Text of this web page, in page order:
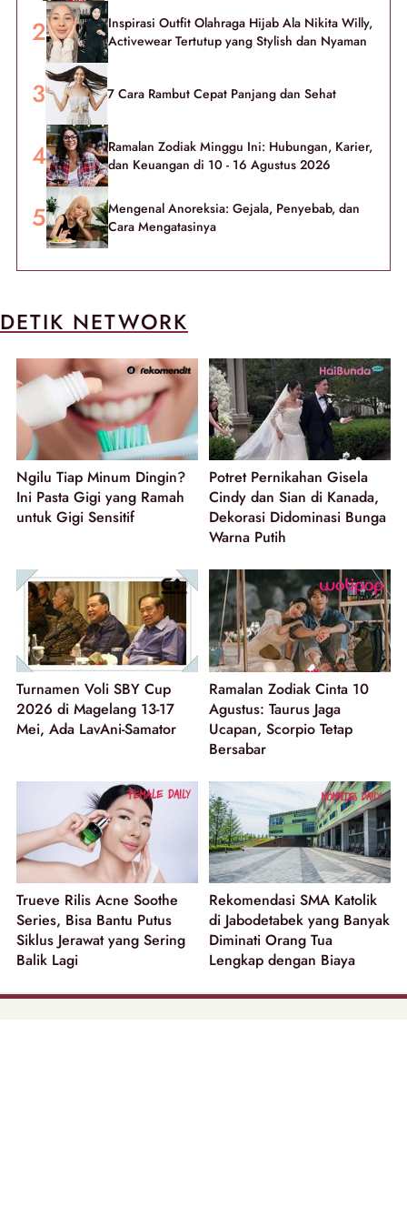
Inspirasi Outfit Olahraga Hijab Ala Nikita Willy,
Activewear Tertutup yang Stylish dan Nyaman
7 Cara Rambut Cepat Panjang dan Sehat
Ramalan Zodiak Minggu Ini: Hubungan, Karier,
dan Keuangan di 10 - 16 Agustus 2026
Mengenal Anoreksia: Gejala, Penyebab, dan
Cara Mengatasinya
DETIK NETWORK
Ngilu Tiap Minum Dingin?
Ini Pasta Gigi yang Ramah
untuk Gigi Sensitif
Potret Pernikahan Gisela
Cindy dan Sian di Kanada,
Dekorasi Didominasi Bunga
Warna Putih
Turnamen Voli SBY Cup
2026 di Magelang 13-17
Mei, Ada LavAni-Samator
Ramalan Zodiak Cinta 10
Agustus: Taurus Jaga
Ucapan, Scorpio Tetap
Bersabar
Trueve Rilis Acne Soothe
Series, Bisa Bantu Putus
Siklus Jerawat yang Sering
Balik Lagi
Rekomendasi SMA Katolik
di Jabodetabek yang Banyak
Diminati Orang Tua
Lengkap dengan Biaya